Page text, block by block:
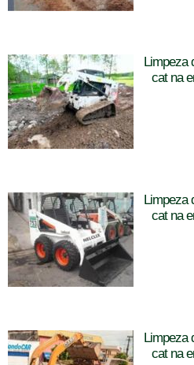
Limpeza
cat na
Limpeza
cat na
Limpeza
cat na